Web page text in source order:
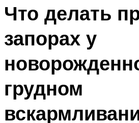
Что делать
запорах у
грудном